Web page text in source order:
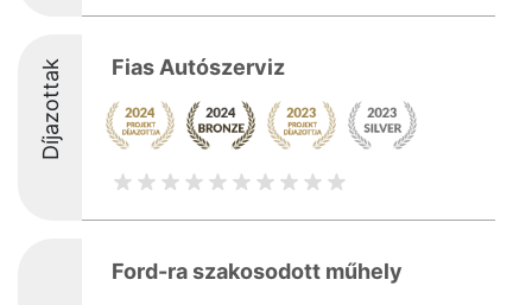
Díjazottak Fias Autószerviz
Ford-ra szakosodott műhely